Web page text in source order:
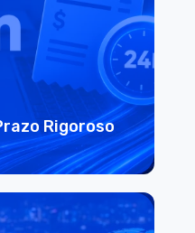
Rigoroso